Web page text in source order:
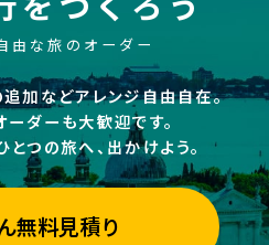
由な旅のオーダー
加などアレンジ自由自在。
ダーも大歓迎です。
つの旅へ、出かけよう。
無料見積り